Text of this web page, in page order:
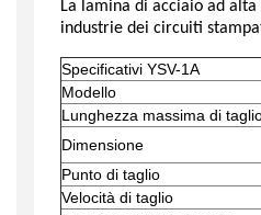
La lamina di acciaio ad
industrie dei circuiti
Specificativi YSV-1A
Modello
Lunghezza massima di
Dimensione
Punto di taglio
Velocità di taglio